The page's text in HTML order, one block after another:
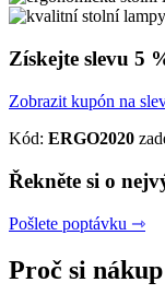
Získejte slevu 5
Zobrazit kupón na
Kód: ERGO2020
Řekněte si o
Pošlete poptávku ⇾
Proč si